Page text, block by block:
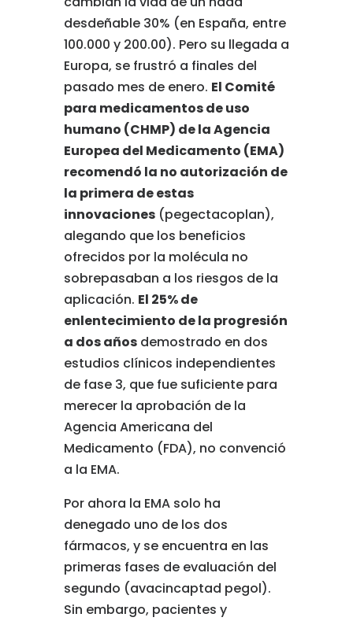
desdeñable 30% (en España, entre
100.000 y 200.00). Pero su llegada a
Europa, se frustró a finales del
pasado mes de enero. El Comité
para medicamentos de uso
humano (CHMP) de la Agencia
Europea del Medicamento (EMA)
recomendó la no autorización de
la primera de estas
innovaciones(pegectacoplan),
alegando que los beneficios
ofrecidos por la molécula no
sobrepasaban a los riesgos de la
aplicación. El 25% de
enlentecimiento de la progresión
a dos añosdemostrado en dos
estudios clínicos independientes
de fase 3, que fue suficiente para
merecer la aprobación de la
Agencia Americana del
Medicamento (FDA), no convenció
a la EMA.
Por ahora la EMA solo ha
denegado uno de los dos
fármacos, y se encuentra en las
primeras fases de evaluación del
segundo (avacincaptad pegol).
Sin embargo, pacientes y